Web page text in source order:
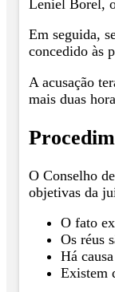
Leniel Borel,
Em seguida,
concedido às
A acusação
mais duas
O Conselho
objetivas da
O fato
Os réus
Há
Existem